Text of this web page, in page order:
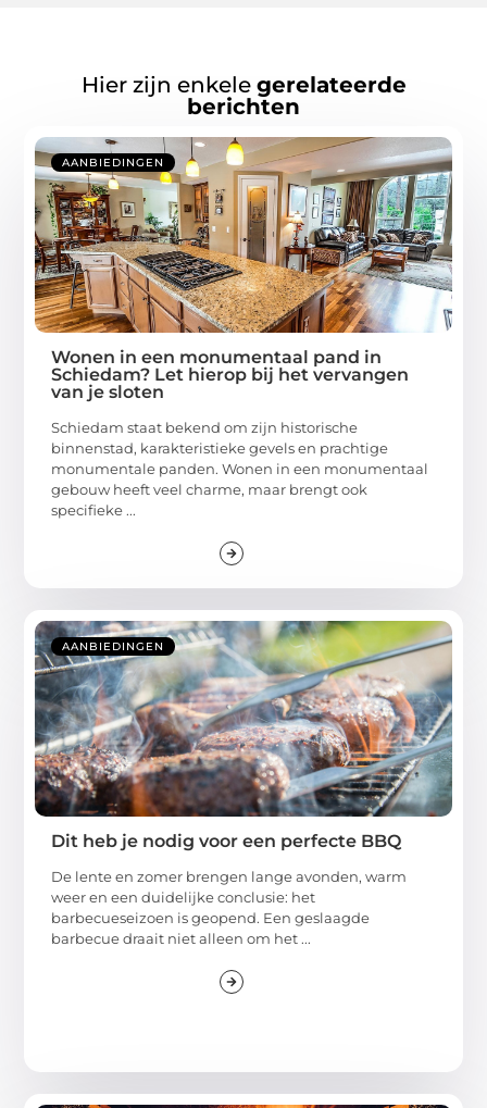
Hier zijn enkele gerelateerde
berichten
AANBIEDINGEN
Wonen in een monumentaal pand in
Schiedam? Let hierop bij het vervangen
van je sloten
Schiedam staat bekend om zijn historische
binnenstad, karakteristieke gevels en prachtige
monumentale panden. Wonen in een monumentaal
gebouw heeft veel charme, maar brengt ook
specifieke ...
AANBIEDINGEN
Dit heb je nodig voor een perfecte BBQ
De lente en zomer brengen lange avonden, warm
weer en een duidelijke conclusie: het
barbecueseizoen is geopend. Een geslaagde
barbecue draait niet alleen om het ...